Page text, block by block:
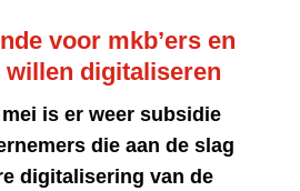
voor mkb’ers en
willen digitaliseren
mei is er weer subsidie
die aan de slag
digitalisering van de